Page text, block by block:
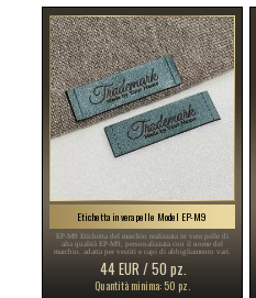
Etichetta in vera pelle Model EP-M9
EP-M9 Etichetta del marchio realizzata in vera pelle di
alta qualità EP-M9, personalizzata con il nome del
marchio, adatta per vestiti e capi di abbigliamento vari.
etichette in pelle Italia , etichette in pelle naturale Italia ...
44 EUR / 50 pz.
Quantità minima: 50 pz.